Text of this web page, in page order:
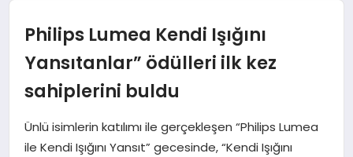
SIYASET
TEKNOLOJI
EĞITIM
Philips Lumea Kendi Işığını
Yansıtanlar” ödülleri ilk kez
sahiplerini buldu
Ünlü isimlerin katılımı ile gerçekleşen “Philips Lumea
ile Kendi Işığını Yansıt” gecesinde, “Kendi Işığını